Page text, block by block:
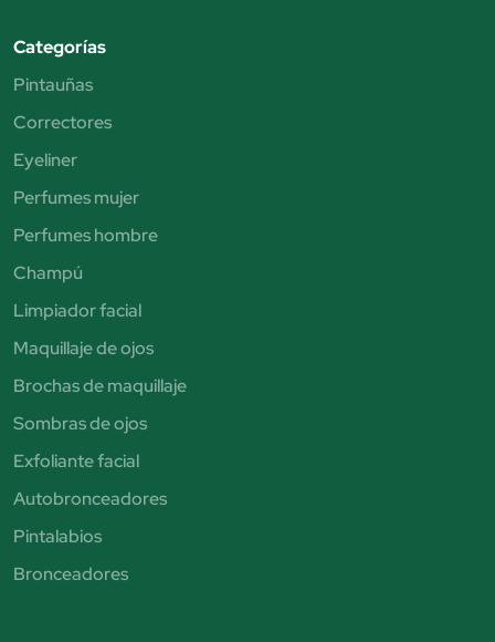
Categorías
Pintauñas
Correctores
Eyeliner
Perfumes mujer
Perfumes hombre
Champú
Limpiador facial
Maquillaje de ojos
Brochas de maquillaje
Sombras de ojos
Exfoliante facial
Autobronceadores
Pintalabios
Bronceadores